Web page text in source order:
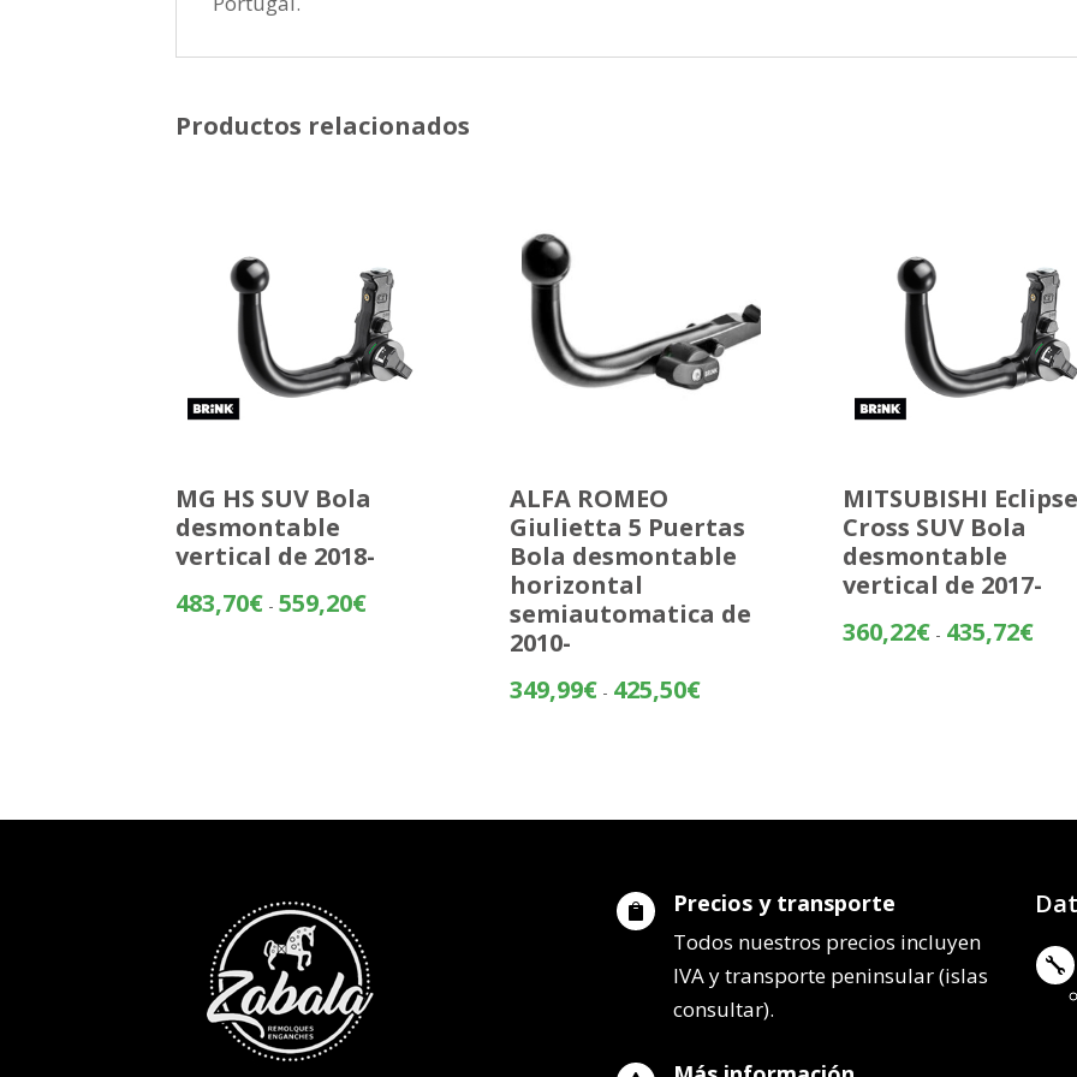
Productos relacionados
MG HS SUV Bola
desmontable
vertical de 2018-
483,70€ - 559,20€Rango
ALFA ROMEO
Giulietta 5 Puertas
Bola desmontable
horizontal
semiautomatica de
2010-
349,99€ - 425,50€Rango
hasta
MITSUBISHI Eclipse
Cross SUV Bola
desmontable
vertical de 2017-
360,22€ - 435,72€
 Precios y transporte
Todos nuestros precios incluyen
IVA y transporte peninsular (islas
consultar).
